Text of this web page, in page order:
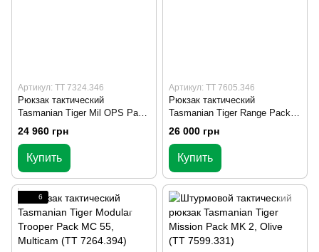
Артикул: TT 7324.346
Рюкзак тактический
Tasmanian Tiger Mil OPS Pack
80+24, Coyote Brown (TT
7324.346)
24 960 грн
Купить
Артикул: TT 7605.346
Рюкзак тактический
Tasmanian Tiger Range Pack
MK2, 90 +10,, Coyote Brown
(TT 7605.346)
26 000 грн
Купить
6